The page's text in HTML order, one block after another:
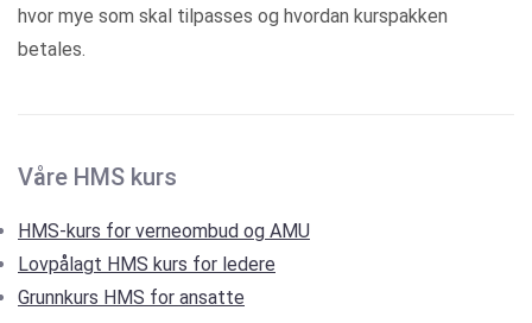
hvor mye som skal tilpasses og hvordan kurspakken
betales.
Våre HMS kurs
HMS-kurs for verneombud og AMU
Lovpålagt HMS kurs for ledere
Grunnkurs HMS for ansatte